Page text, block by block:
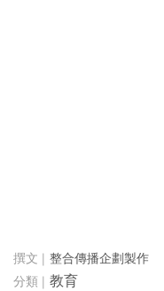
整合傳播企劃製作
教育